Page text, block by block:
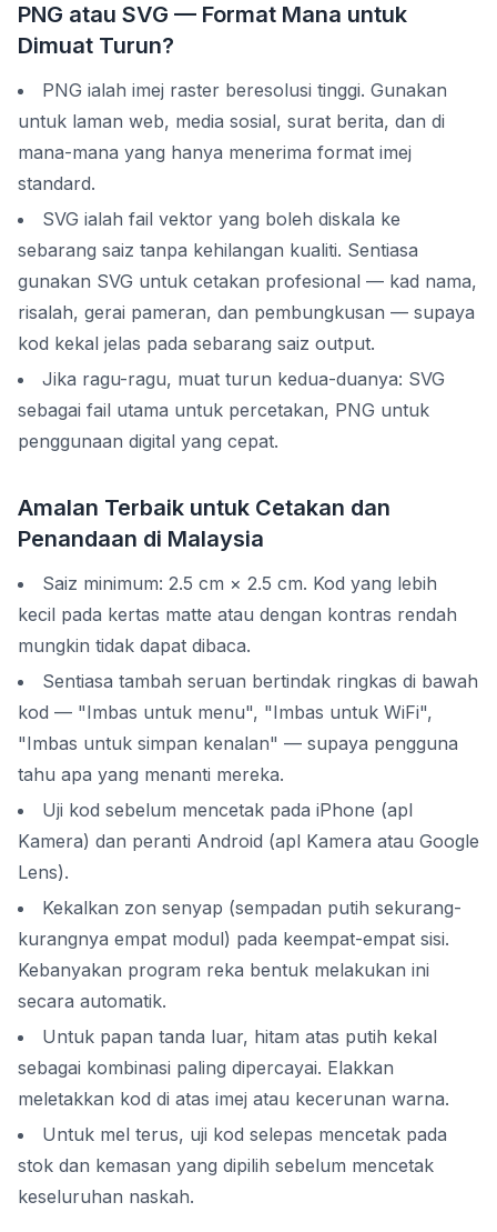
PNG atau SVG — Format Mana untuk
Dimuat Turun?
PNG ialah imej raster beresolusi tinggi. Gunakan
untuk laman web, media sosial, surat berita, dan di
mana-mana yang hanya menerima format imej
standard.
SVG ialah fail vektor yang boleh diskala ke
sebarang saiz tanpa kehilangan kualiti. Sentiasa
gunakan SVG untuk cetakan profesional — kad nama,
risalah, gerai pameran, dan pembungkusan — supaya
kod kekal jelas pada sebarang saiz output.
Jika ragu-ragu, muat turun kedua-duanya: SVG
sebagai fail utama untuk percetakan, PNG untuk
penggunaan digital yang cepat.
Amalan Terbaik untuk Cetakan dan
Penandaan di Malaysia
Saiz minimum: 2.5 cm × 2.5 cm. Kod yang lebih
kecil pada kertas matte atau dengan kontras rendah
mungkin tidak dapat dibaca.
Sentiasa tambah seruan bertindak ringkas di bawah
kod — "Imbas untuk menu", "Imbas untuk WiFi",
"Imbas untuk simpan kenalan" — supaya pengguna
tahu apa yang menanti mereka.
Uji kod sebelum mencetak pada iPhone (apl
Kamera) dan peranti Android (apl Kamera atau Google
Lens).
Kekalkan zon senyap (sempadan putih sekurang-
kurangnya empat modul) pada keempat-empat sisi.
Kebanyakan program reka bentuk melakukan ini
secara automatik.
Untuk papan tanda luar, hitam atas putih kekal
sebagai kombinasi paling dipercayai. Elakkan
meletakkan kod di atas imej atau kecerunan warna.
Untuk mel terus, uji kod selepas mencetak pada
stok dan kemasan yang dipilih sebelum mencetak
keseluruhan naskah.